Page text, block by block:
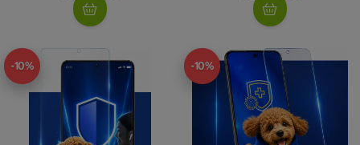
-10% -10%